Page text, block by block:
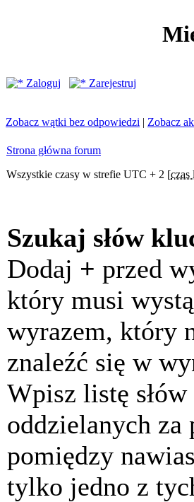
Zaloguj
Zarejestruj
Zobacz wątki bez odpowiedzi | Zobacz
Strona główna forum
Wszystkie czasy w strefie UTC + 2 [czas
Szukaj słów
Dodaj + przed
który musi
wyrazem, który
znaleźć się w
Wpisz listę słów
oddzielanych za
pomiędzy
tylko jedno z